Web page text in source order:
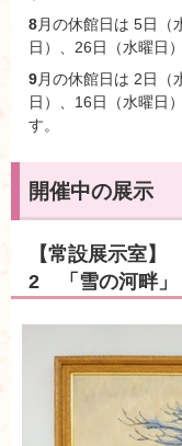
8月の休館日は 5日（
日）、26日（水曜日）
9月の休館日は 2日（
日）、16日（水曜日
す。
開催中の展示
【常設展示室
2 「雪の河畔」